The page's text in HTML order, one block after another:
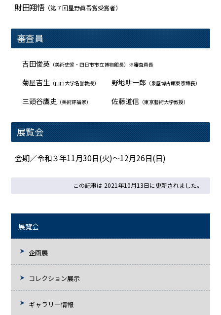
財田翔悟 （第７回星野眞吾賞受賞者）
審査員
吉田俊英 （美術史家・四日市市立博物館長）※審査員長
菊屋吉生 （山口大学名誉教授） 野地耕一郎 （泉屋博古館東京館長）
三頭谷鷹史 （美術評論家） 佐藤道信 （東京藝術大学教授）
展覧会
会期／令和３年11月30日(火)～12月26日(日)
この記事は 2021年10月13日に更新されました。
展覧会
企画展
コレクション展示
ギャラリー情報